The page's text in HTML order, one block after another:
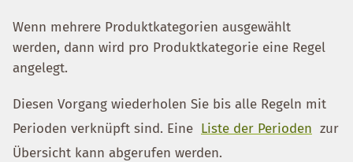
Wenn mehrere Produktkategorien ausgewählt
werden, dann wird pro Produktkategorie eine Regel
angelegt.
Diesen Vorgang wiederholen Sie bis alle Regeln mit
Perioden verknüpft sind. Eine Liste der Perioden zur
Übersicht kann abgerufen werden.